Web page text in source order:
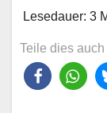
Lesedauer: 3
Teile dies